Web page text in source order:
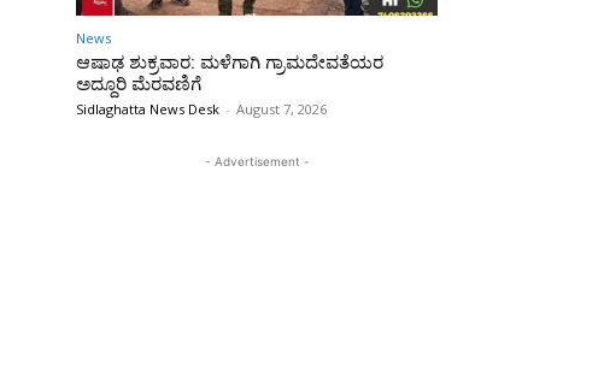
News
ಆಷಾಢ ಶುಕ್ರವಾರ: ಮಳೆಗಾಗಿ ಗ್ರಾಮದೇವತೆಯರ
ಅದ್ದೂರಿ ಮೆರವಣಿಗೆ
Sidlaghatta News Desk - August 7, 2026
- Advertisement -